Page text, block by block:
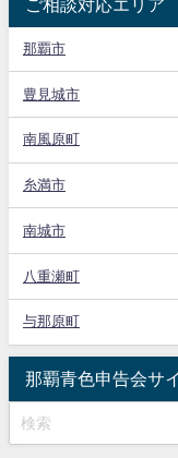
ご相談対応エリア
那覇市
豊見城市
南風原町
糸満市
南城市
八重瀬町
与那原町
那覇青色申告会サ